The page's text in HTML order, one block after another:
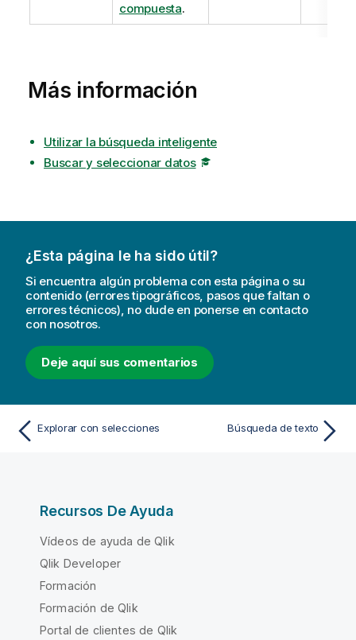
compuesta.
Más información
Utilizar la búsqueda inteligente
Buscar y seleccionar datos
¿Esta página le ha sido útil?
Si encuentra algún problema con esta página o su
contenido (errores tipográficos, pasos que faltan o
errores técnicos), no dude en ponerse en contacto
con nosotros.
Deje aquí sus comentarios
Explorar con selecciones Búsqueda de texto
Recursos De Ayuda
Vídeos de ayuda de Qlik
Qlik Developer
Formación
Formación de Qlik
Portal de clientes de Qlik